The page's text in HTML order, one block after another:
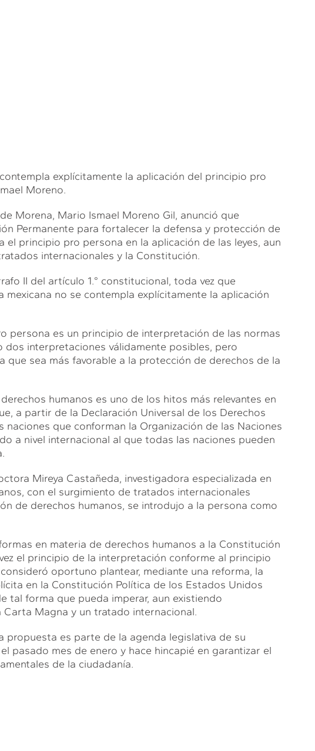
explícitamente la aplicación del principio pro
Moreno.
Morena, Mario Ismael Moreno Gil, anunció que
Permanente para fortalecer la defensa y protección de
el principio pro persona en la aplicación de las leyes, aun
internacionales y la Constitución.
II del artículo 1.° constitucional, toda vez que
no se contempla explícitamente la aplicación
persona es un principio de interpretación de las normas
interpretaciones válidamente posibles, pero
sea más favorable a la protección de derechos de la
humanos es uno de los hitos más relevantes en
a partir de la Declaración Universal de los Derechos
que conforman la Organización de las Naciones
a nivel internacional al que todas las naciones pueden
Mireya Castañeda, investigadora especializada en
con el surgimiento de tratados internacionales
de derechos humanos, se introdujo a la persona como
en materia de derechos humanos a la Constitución
el principio de la interpretación conforme al principio
oportuno plantear, mediante una reforma, la
en la Constitución Política de los Estados Unidos
tal forma que pueda imperar, aun existiendo
Magna y un tratado internacional.
propuesta es parte de la agenda legislativa de su
pasado mes de enero y hace hincapié en garantizar el
de la ciudadanía.